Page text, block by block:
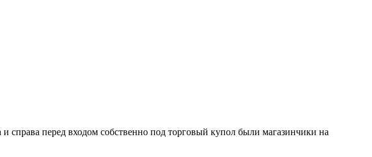
перед входом собственно под торговый купол были магазинчики на